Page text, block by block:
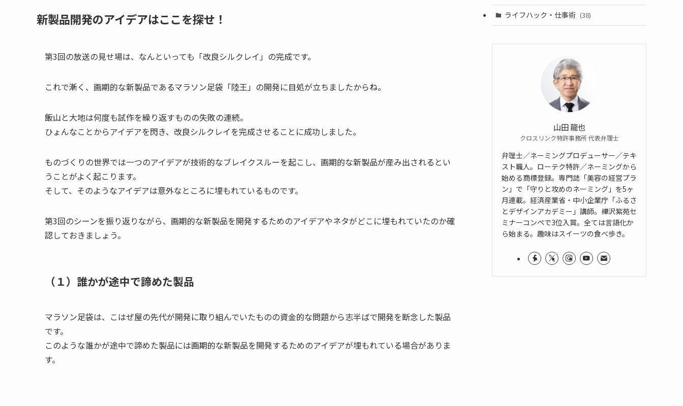
新製品開発のアイデアはここを探せ！
第3回の放送の見せ場は、なんといっても「改良シルクレイ」の完成です。
これで漸く、画期的な新製品であるマラソン足袋「陸王」の開発に目処が立ちましたからね。
飯山と大地は何度も試作を繰り返すものの失敗の連続。
ひょんなことからアイデアを閃き、改良シルクレイを完成させることに成功しました。
ものづくりの世界では一つのアイデアが技術的なブレイクスルーを起こし、画期的な新製品が産み出されるとい
うことがよく起こります。
そして、そのようなアイデアは意外なところに埋もれているものです。
第3回のシーンを振り返りながら、画期的な新製品を開発するためのアイデアやネタがどこに埋もれていたのか確
認しておきましょう。
（１）誰かが途中で諦めた製品
マラソン足袋は、こはぜ屋の先代が開発に取り組んでいたものの資金的な問題から志半ばで開発を断念した製品
です。
このような誰かが途中で諦めた製品には画期的な新製品を開発するためのアイデアが埋もれている場合がありま
す。
ライフハック・仕事術 (38)
山田 龍也
クロスリンク特許事務所 代表弁理士
弁理士／ネーミングプロデューサー／テキ
スト職人。ローテク特許／ネーミングから
始める商標登録。専門誌「美容の経営プラ
ン」で「守りと攻めのネーミング」を5ヶ
月連載。経済産業省・中小企業庁「ふるさ
とデザインアカデミー」講師。樺沢紫苑セ
ミナーコンペで3位入賞。全ては言語化か
ら始まる。趣味はスイーツの食べ歩き。